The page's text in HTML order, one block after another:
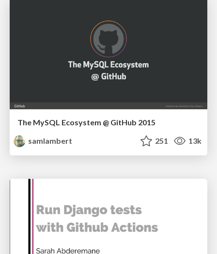
The MySQL Ecosystem @ GitHub 2015
samlambert
251 13k